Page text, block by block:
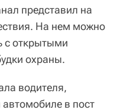
представил на
На нем можно
с открытыми
охраны.
водителя,
в пост